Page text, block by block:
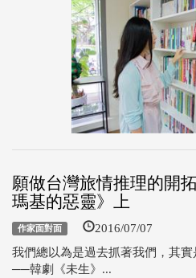
願做台灣旅情推理的開
瑪基的惡靈》上
作家面對面 2016/07/07
我們總以為是過去抓著我們，其實
──韓劇《未生》...